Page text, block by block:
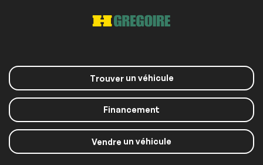
Trouverun véhicule
Financement
Vendre un véhicule